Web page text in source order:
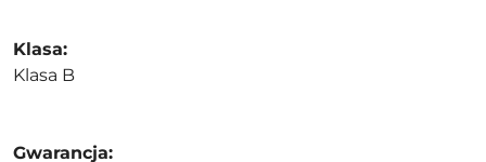
Klasa:
Klasa B
Gwarancja: